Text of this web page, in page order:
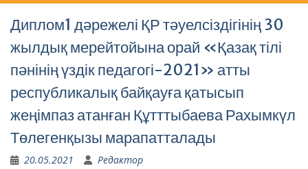
Диплом1 дәрежелі ҚР тәуелсіздігінің 30
жылдық мерейтойына орай «Қазақ тілі
пәнінің үздік педагогі-2021» атты
республикалық байқауға қатысып
жеңімпаз атанған Құтттыбаева Рахымкүл
Төлегенқызы марапатталады
20.05.2021 Редактор